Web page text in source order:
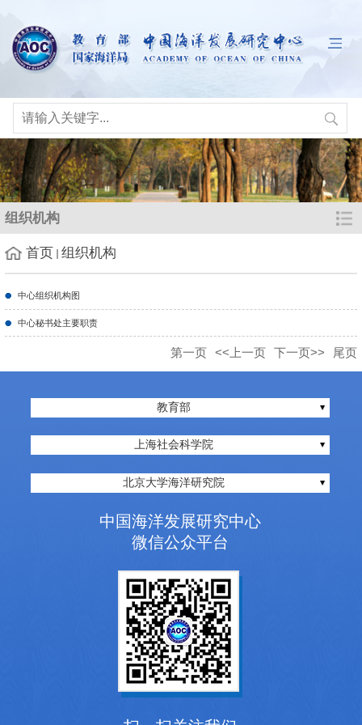
组织机构
首页 组织机构
中心组织机构图
中心秘书处主要职责
第一页 <<上一页 下一页>> 尾页
教育部
上海社会科学院
北京大学海洋研究院
中国海洋发展研究中心
微信公众平台